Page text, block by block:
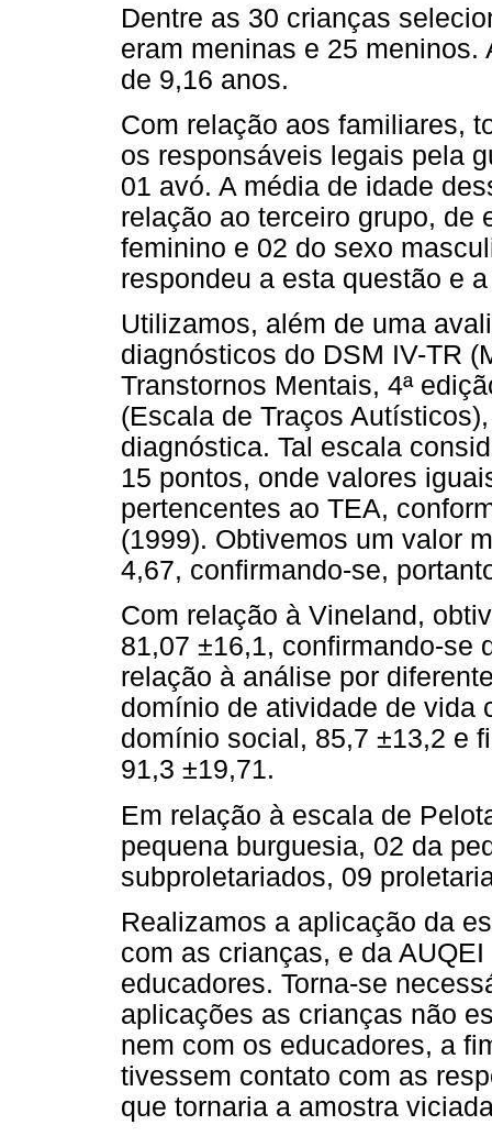
Dentre as 30 crianças
eram meninas e 25
de 9,16 anos.
Com relação aos familiares,
os responsáveis legais pela
01 avó. A média de idade
relação ao terceiro grupo, de
feminino e 02 do sexo
respondeu a esta questão e
Utilizamos, além de uma
diagnósticos do DSM IV-TR
Transtornos Mentais, 4ª
(Escala de Traços
diagnóstica. Tal escala
15 pontos, onde valores
pertencentes ao TEA,
(1999). Obtivemos um valor
4,67, confirmando-se,
Com relação à Vineland,
81,07 ±16,1, confirmando-se
relação à análise por
domínio de atividade de vida
domínio social, 85,7 ±13,2 e
91,3 ±19,71.
Em relação à escala de
pequena burguesia, 02 da
subproletariados, 09
Realizamos a aplicação da
com as crianças, e da
educadores. Torna-se
aplicações as crianças não
nem com os educadores, a
tivessem contato com as
que tornaria a amostra